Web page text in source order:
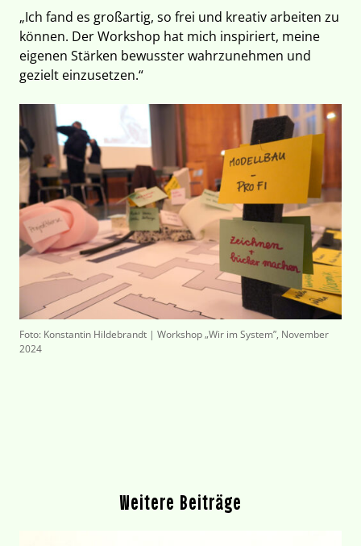
„Ich fand es großartig, so frei und kreativ arbeiten zu
können. Der Workshop hat mich inspiriert, meine
eigenen Stärken bewusster wahrzunehmen und
gezielt einzusetzen.“
Foto: Konstantin Hildebrandt | Workshop „Wir im System”, November
2024
Weitere Beiträge